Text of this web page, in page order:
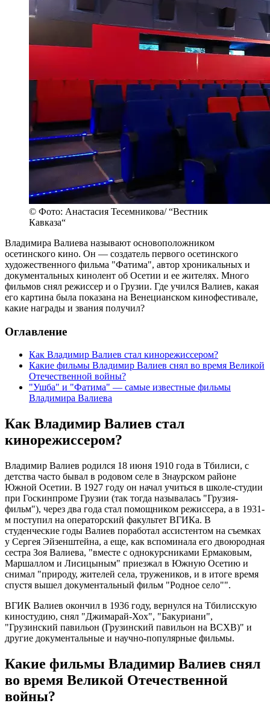
© Фото: Анастасия Тесемникова/ “Вестник
Кавказа“
Владимира Валиева называют основоположником
осетинского кино. Он — создатель первого осетинского
художественного фильма "Фатима", автор хроникальных и
документальных кинолент об Осетии и ее жителях. Много
фильмов снял режиссер и о Грузии. Где учился Валиев, какая
его картина была показана на Венецианском кинофестивале,
какие награды и звания получил?
Оглавление
Как Владимир Валиев стал кинорежиссером?
Какие фильмы Владимир Валиев снял во время Великой
Отечественной войны?
"Ушба" и "Фатима" — самые известные фильмы
Владимира Валиева
Как Владимир Валиев стал
кинорежиссером?
Владимир Валиев родился 18 июня 1910 года в Тбилиси, с
детства часто бывал в родовом селе в Знаурском районе
Южной Осетии. В 1927 году он начал учиться в школе-студии
при Госкинпроме Грузии (так тогда называлась "Грузия-
фильм"), через два года стал помощником режиссера, а в 1931-
м поступил на операторский факультет ВГИКа. В
студенческие годы Валиев поработал ассистентом на съемках
у Сергея Эйзенштейна, а еще, как вспоминала его двоюродная
сестра Зоя Валиева, "вместе с однокурсниками Ермаковым,
Маршаллом и Лисицыным" приезжал в Южную Осетию и
снимал "природу, жителей села, тружеников, и в итоге время
спустя вышел документальный фильм "Родное село"".
ВГИК Валиев окончил в 1936 году, вернулся на Тбилисскую
киностудию, снял "Джимарай-Хох", "Бакуриани",
"Грузинский павильон (Грузинский павильон на ВСХВ)" и
другие документальные и научно-популярные фильмы.
Какие фильмы Владимир Валиев снял
во время Великой Отечественной
войны?